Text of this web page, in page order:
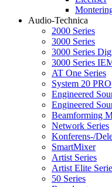
Audio-Technica
2000 Series
3000 Series
3000 Series
3000 Series
AT One Series
System 20 PRO
Engineered
Engineered
Beamforming
Network Series
Konferens-/
SmartMixer
Artist Series
Artist Elite
50 Series